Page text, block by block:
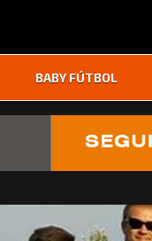
BABY FÚTBOL